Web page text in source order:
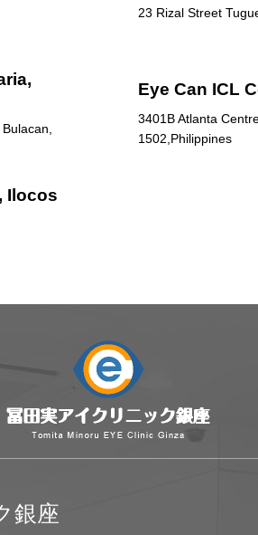
23 Rizal Street
Eye Can ICL
3401B Atlanta
1502,Philippines
Ilocos
銀座